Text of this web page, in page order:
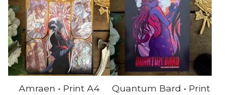
Amraen • Print A4
Quantum Bard • Print